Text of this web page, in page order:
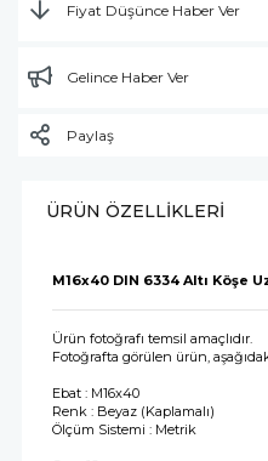
Fiyat Düşünce Haber Ver
Gelince Haber Ver
Paylaş
ÜRÜN ÖZELLIKLERI
M16x40 DIN 6334 Altı Köşe
Ürün fotoğrafı temsil amaçlıdır.
Fotoğrafta görülen ürün,
Ebat : M16x40
Renk : Beyaz (Kaplamalı)
Ölçüm Sistemi : Metrik